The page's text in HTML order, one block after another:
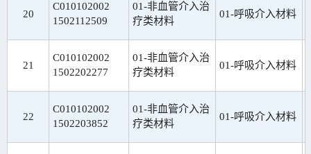
20
C010102002
1502112509
01-非血管介入治
疗类材料
01-呼吸介入材料
21
C010102002
1502202277
01-非血管介入治
疗类材料
01-呼吸介入材料
22
C010102002
1502203852
01-非血管介入治
疗类材料
01-呼吸介入材料